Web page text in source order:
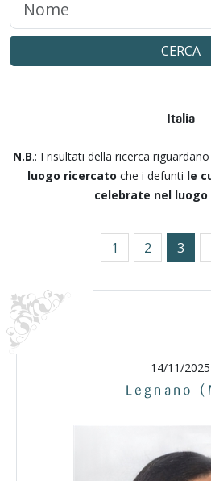
CERCA
Italia
N.B.: I risultati della ricerca
luogo ricercato che i defunti le
celebrate nel
1 2 3
14/11/2025
Legnano